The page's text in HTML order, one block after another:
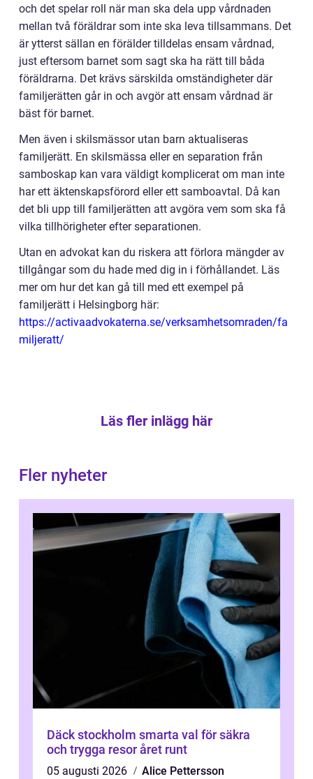
och det spelar roll när man ska dela upp vårdnaden
mellan två föräldrar som inte ska leva tillsammans. Det
är ytterst sällan en förälder tilldelas ensam vårdnad,
just eftersom barnet som sagt ska ha rätt till båda
föräldrarna. Det krävs särskilda omständigheter där
familjerätten går in och avgör att ensam vårdnad är
bäst för barnet.
Men även i skilsmässor utan barn aktualiseras
familjerätt. En skilsmässa eller en separation från
samboskap kan vara väldigt komplicerat om man inte
har ett äktenskapsförord eller ett samboavtal. Då kan
det bli upp till familjerätten att avgöra vem som ska få
vilka tillhörigheter efter separationen.
Utan en advokat kan du riskera att förlora mängder av
tillgångar som du hade med dig in i förhållandet. Läs
mer om hur det kan gå till med ett exempel på
familjerätt i Helsingborg här:
https://activaadvokaterna.se/verksamhetsomraden/fa
miljeratt/
Läs fler inlägg här
Fler nyheter
Däck stockholm smarta val för säkra
och trygga resor året runt
05 augusti 2026 Alice Pettersson